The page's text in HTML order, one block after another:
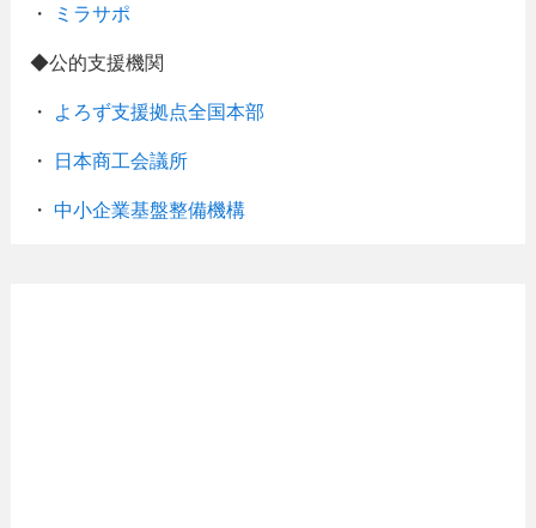
・ ミラサポ
◆公的支援機関
・ よろず支援拠点全国本部
・ 日本商工会議所
・ 中小企業基盤整備機構